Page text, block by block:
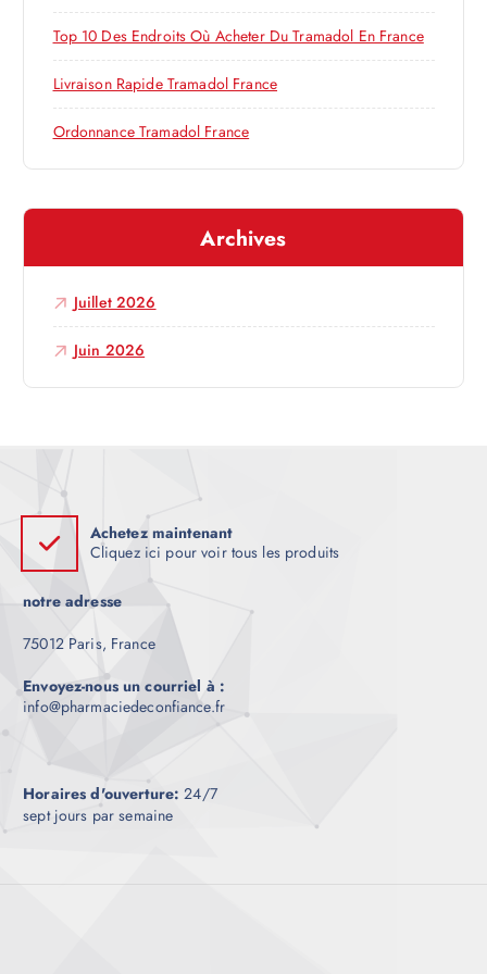
r
t
i
:Top 10 Des Endroits Où Acheter Du Tramadol En France
Livraison Rapide Tramadol France
Ordonnance Tramadol France
Archives
Juillet 2026
Juin 2026
Achetez maintenant
Cliquez ici pour voir tous les produits
notre adresse
75012 Paris, France
Envoyez-nous un courriel à :
info@pharmaciedeconfiance.fr
Horaires d'ouverture: 24/7
sept jours par semaine